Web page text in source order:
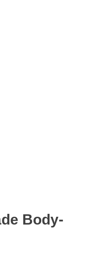
Body-